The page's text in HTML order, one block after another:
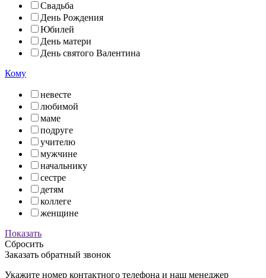
Свадьба
День Рождения
Юбилей
День матери
День святого Валентина
Кому
невесте
любимой
маме
подруге
учителю
мужчине
начальнику
сестре
детям
коллеге
женщине
Показать
Сбросить
Заказать обратный звонок
Укажите номер контактного телефона и наш менеджер